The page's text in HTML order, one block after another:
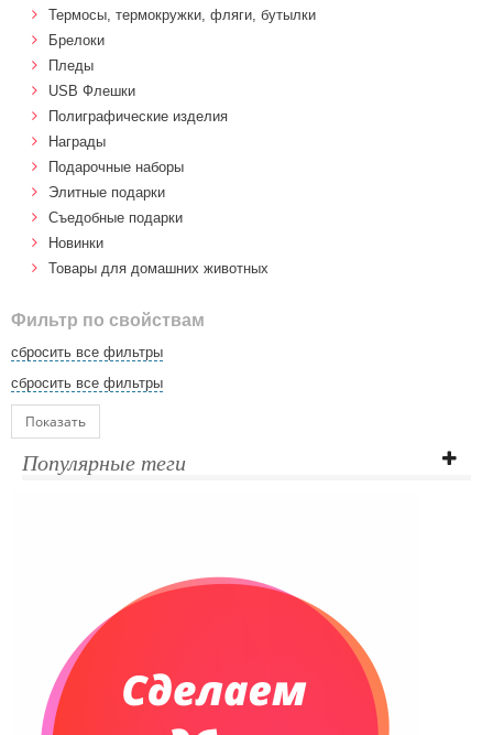
Термосы, термокружки, фляги, бутылки
Брелоки
Пледы
USB Флешки
Полиграфические изделия
Награды
Подарочные наборы
Элитные подарки
Cъедобные подарки
Новинки
Товары для домашних животных
Фильтр по свойствам
сбросить все фильтры
сбросить все фильтры
Показать
Популярные теги